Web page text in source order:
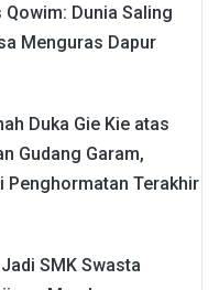
Qowim: Dunia Saling
Menguras Dapur
Duka Gie Kie atas
Gudang Garam,
Penghormatan Terakhir
SMK Swasta